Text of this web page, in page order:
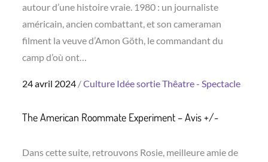
autour d’une histoire vraie. 1980 : un journaliste
américain, ancien combattant, et son cameraman
filment la veuve d’Amon Göth, le commandant du
camp d’où ont…
Posted
24 avril 2024 Culture Idée sortieThêatre - Spectacle
The American Roommate Experiment – Avis +/-
Dans cette suite, retrouvons Rosie, meilleure amie de